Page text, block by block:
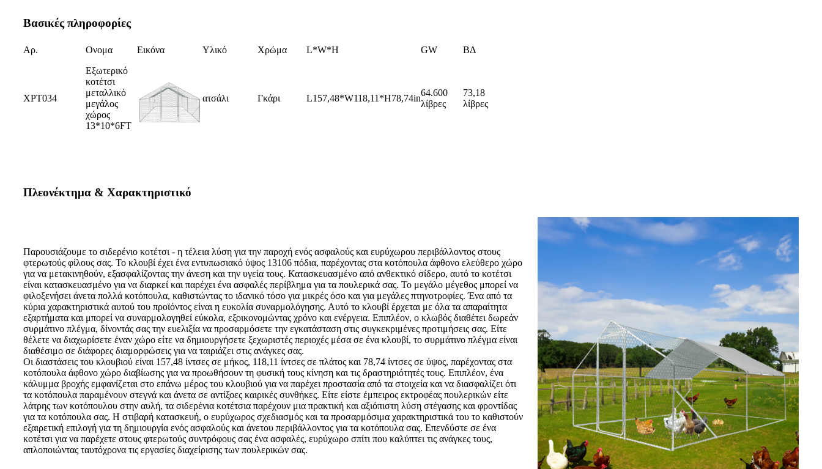
Βασικές πληροφορίες
Αρ. Ονομα Εικόνα Υλικό Χρώμα L*W*H GW ΒΔ
XPT034
Εξωτερικό
κοτέτσι
μεταλλικό
μεγάλος
χώρος
13*10*6FT
ατσάλι Γκάρι L157,48*W118,11*H78,74in
64.600
λίβρες
73,18
λίβρες
Πλεονέκτημα & Χαρακτηριστικό
Παρουσιάζουμε το σιδερένιο κοτέτσι - η τέλεια λύση για την παροχή ενός ασφαλούς και ευρύχωρου περιβάλλοντος στους
φτερωτούς φίλους σας. Το κλουβί έχει ένα εντυπωσιακό ύψος 13106 πόδια, παρέχοντας στα κοτόπουλα άφθονο ελεύθερο χώρο
για να μετακινηθούν, εξασφαλίζοντας την άνεση και την υγεία τους. Κατασκευασμένο από ανθεκτικό σίδερο, αυτό το κοτέτσι
είναι κατασκευασμένο για να διαρκεί και παρέχει ένα ασφαλές περίβλημα για τα πουλερικά σας. Το μεγάλο μέγεθος μπορεί να
φιλοξενήσει άνετα πολλά κοτόπουλα, καθιστώντας το ιδανικό τόσο για μικρές όσο και για μεγάλες πτηνοτροφίες. Ένα από τα
κύρια χαρακτηριστικά αυτού του προϊόντος είναι η ευκολία συναρμολόγησης. Αυτό το κλουβί έρχεται με όλα τα απαραίτητα
εξαρτήματα και μπορεί να συναρμολογηθεί εύκολα, εξοικονομώντας χρόνο και ενέργεια. Επιπλέον, ο κλωβός διαθέτει δωρεάν
συρμάτινο πλέγμα, δίνοντάς σας την ευελιξία να προσαρμόσετε την εγκατάσταση στις συγκεκριμένες προτιμήσεις σας. Είτε
θέλετε να διαχωρίσετε έναν χώρο είτε να δημιουργήσετε ξεχωριστές περιοχές μέσα σε ένα κλουβί, το συρμάτινο πλέγμα είναι
διαθέσιμο σε διάφορες διαμορφώσεις για να ταιριάζει στις ανάγκες σας.
Οι διαστάσεις του κλουβιού είναι 157,48 ίντσες σε μήκος, 118,11 ίντσες σε πλάτος και 78,74 ίντσες σε ύψος, παρέχοντας στα
κοτόπουλα άφθονο χώρο διαβίωσης για να προωθήσουν τη φυσική τους κίνηση και τις δραστηριότητές τους. Επιπλέον, ένα
κάλυμμα βροχής εμφανίζεται στο επάνω μέρος του κλουβιού για να παρέχει προστασία από τα στοιχεία και να διασφαλίζει ότι
τα κοτόπουλα παραμένουν στεγνά και άνετα σε αντίξοες καιρικές συνθήκες. Είτε είστε έμπειρος εκτροφέας πουλερικών είτε
λάτρης των κοτόπουλου στην αυλή, τα σιδερένια κοτέτσια παρέχουν μια πρακτική και αξιόπιστη λύση στέγασης και φροντίδας
για τα κοτόπουλα σας. Η στιβαρή κατασκευή, ο ευρύχωρος σχεδιασμός και τα προσαρμόσιμα χαρακτηριστικά του το καθιστούν
εξαιρετική επιλογή για τη δημιουργία ενός ασφαλούς και άνετου περιβάλλοντος για τα κοτόπουλα σας. Επενδύστε σε ένα
κοτέτσι για να παρέχετε στους φτερωτούς συντρόφους σας ένα ασφαλές, ευρύχωρο σπίτι που καλύπτει τις ανάγκες τους,
απλοποιώντας ταυτόχρονα τις εργασίες διαχείρισης των πουλερικών σας.